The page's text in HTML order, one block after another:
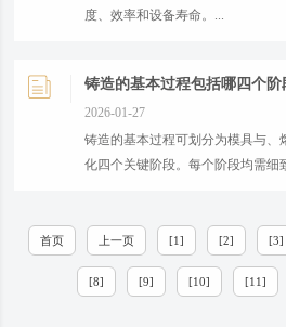
度、效率和设备寿命。...
铸造的基本过程包括哪四个阶
2026-01-27
铸造的基本过程可划分为模具与、
化四个关键阶段。每个阶段均需细
首页 上一页 [1] [2] [3]
[8] [9] [10] [11]